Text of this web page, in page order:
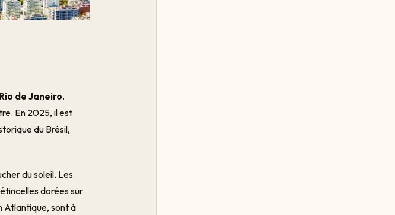
Rio de Janeiro.
En 2025, il est
du Brésil,
du soleil. Les
dorées sur
Atlantique, sont à